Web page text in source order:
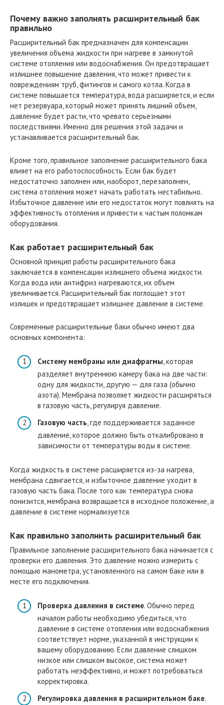
Почему важно заполнять расширительный бак
правильно
Расширительный бак предназначен для компенсации
увеличения объема жидкости при нагреве в замкнутой
системе отопления или водоснабжения. Он предотвращает
излишнее повышение давления, что может привести к
повреждениям труб, фитингов и самого котла. Когда в
системе повышается температура, вода расширяется, и если
нет резервуара, который может принять лишний объем,
давление будет расти, что чревато серьезными
последствиями. Именно для решения этой задачи и
устанавливается расширительный бак.
Кроме того, правильное заполнение расширительного бака
влияет на его работоспособность. Если бак будет
недостаточно заполнен или, наоборот, перезаполнен,
система отопления может начать работать нестабильно.
Избыточное давление или его недостаток могут повлиять на
эффективность отопления и привести к частым поломкам
оборудования.
Как работает расширительный бак
Основной принцип работы расширительного бака
заключается в компенсации излишнего объема жидкости.
Когда вода или антифриз нагреваются, их объем
увеличивается. Расширительный бак поглощает этот
излишек и предотвращает излишнее давление в системе.
Современные расширительные баки обычно имеют два
основных компонента:
Систему мембраны или диафрагмы, которая
разделяет внутреннюю камеру бака на две части:
одну для жидкости, другую — для газа (обычно
азота). Мембрана позволяет жидкости расширяться
в газовую часть, регулируя давление.
Газовую часть , где поддерживается заданное
давление, которое должно быть откалибровано в
зависимости от температуры воды в системе.
Когда жидкость в системе расширяется из-за нагрева,
мембрана сдвигается, и избыточное давление уходит в
газовую часть бака. После того как температура снова
понизится, мембрана возвращается в исходное положение, а
давление в системе нормализуется.
Как правильно заполнить расширительный бак
Правильное заполнение расширительного бака начинается с
проверки его давления. Это давление можно измерить с
помощью манометра, установленного на самом баке или в
месте его подключения.
Проверка давления в системе. Обычно перед
началом работы необходимо убедиться, что
давление в системе отопления или водоснабжения
соответствует норме, указанной в инструкции к
вашему оборудованию. Если давление слишком
низкое или слишком высокое, система может
работать неэффективно, и может потребоваться
корректировка.
Регулировка давления в расширительном баке.